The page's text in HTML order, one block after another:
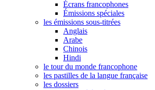
Écrans francophones
Émissions spéciales
les émissions sous-titrées
Anglais
Arabe
Chinois
Hindi
le tour du monde francophone
les pastilles de la langue française
les dossiers